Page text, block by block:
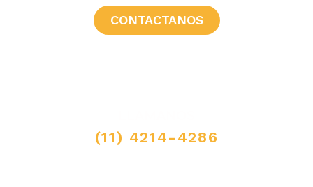
CONTACTANOS
(11) 4214-4286